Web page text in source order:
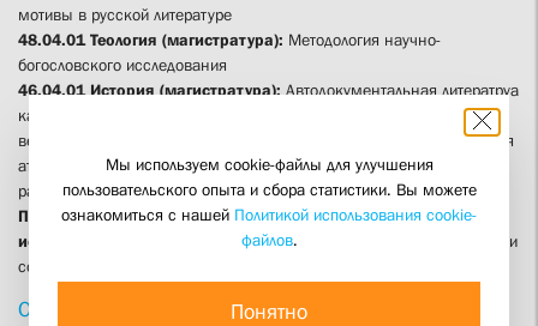
мотивы в русской литературе
48.04.01 Теология (магистратура): Методология научно-
богословского исследования
46.04.01 История (магистратура): Автодокументальная литератруа
как исторический источник; Церковное возрождение начала XX
века; История общин и братств в России; Государственная итоговая
аттестация, защита выпускной квалификационной
работы (член Государственной экзаменационной комиссии)
Программа профессиональной переподготовки «Социальная
история Отечества»:
Русская литература XIX в. в контексте истории
сословий
Образование
Мы используем cookie-файлы для улучшения
пользовательского опыта и сбора статистики. Вы можете
ознакомиться с нашей Политикой использования cookie-
файлов.
Понятно